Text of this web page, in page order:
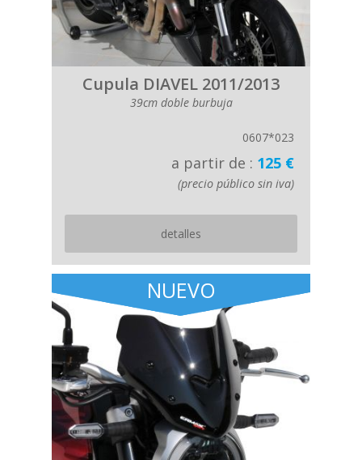
Cupula DIAVEL 2011/2013
39cm doble burbuja
0607*023
a partir de : 125 €
(precio público sin iva)
detalles
NUEVO